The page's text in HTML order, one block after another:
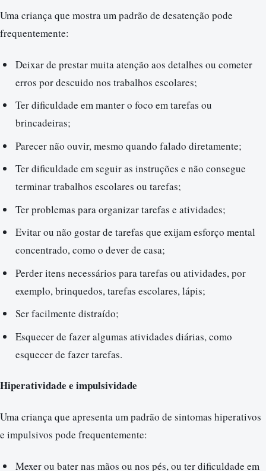
Uma criança que mostra um padrão de desatenção pode
frequentemente:
Deixar de prestar muita atenção aos detalhes ou cometer
erros por descuido nos trabalhos escolares;
Ter dificuldade em manter o foco em tarefas ou
brincadeiras;
Parecer não ouvir, mesmo quando falado diretamente;
Ter dificuldade em seguir as instruções e não consegue
terminar trabalhos escolares ou tarefas;
Ter problemas para organizar tarefas e atividades;
Evitar ou não gostar de tarefas que exijam esforço mental
concentrado, como o dever de casa;
Perder itens necessários para tarefas ou atividades, por
exemplo, brinquedos, tarefas escolares, lápis;
Ser facilmente distraído;
Esquecer de fazer algumas atividades diárias, como
esquecer de fazer tarefas.
Hiperatividade e impulsividade
Uma criança que apresenta um padrão de sintomas hiperativos
e impulsivos pode frequentemente:
Mexer ou bater nas mãos ou nos pés, ou ter dificuldade em